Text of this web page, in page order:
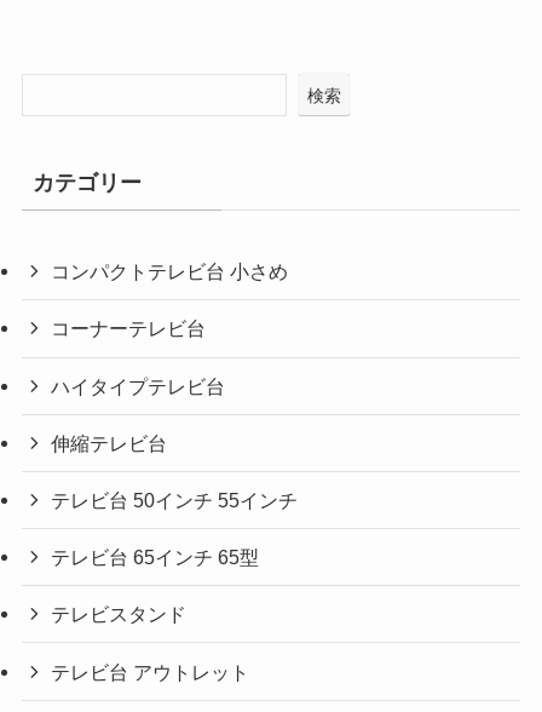
検索
カテゴリー
コンパクトテレビ台 小さめ
コーナーテレビ台
ハイタイプテレビ台
伸縮テレビ台
テレビ台 50インチ 55インチ
テレビ台 65インチ 65型
テレビスタンド
テレビ台 アウトレット